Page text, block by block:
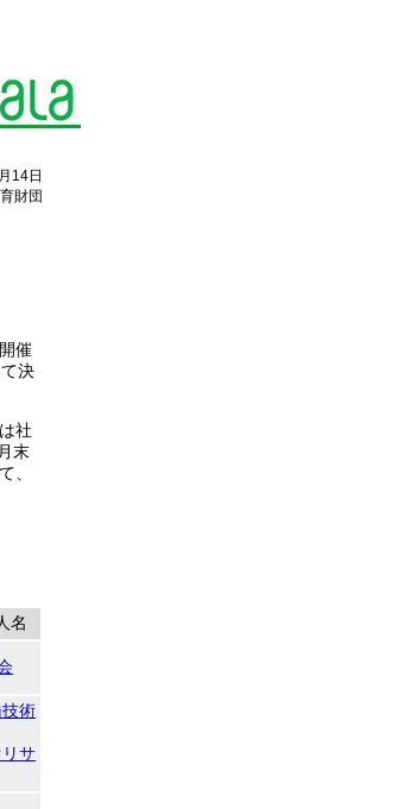
14日
財団
催
決
社
末
、
名
術
サ